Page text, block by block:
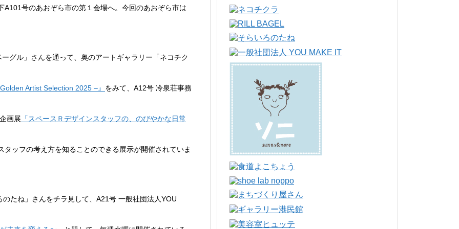
号のあおぞら市の第１会場へ。今回のあおぞら市は
グル」さんを通って、奥のアートギャラリー「ネコチク
Artist Selection 2025 –』 をみて、A12号 冷泉荘事務
画展 「スペースＲデザインスタッフの、のびやかな日常
ッフの考え方を知ることのできる展示が開催されていま
たね」さんをチラ見して、A21号 一般社団法人YOU